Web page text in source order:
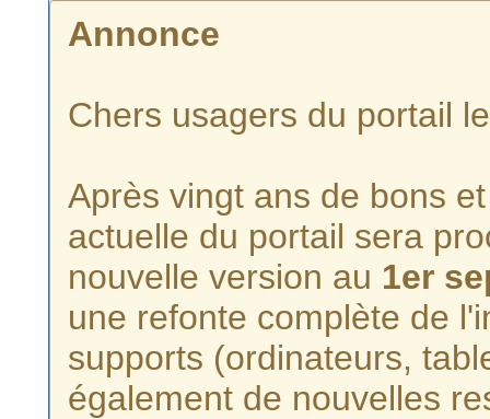
Annonce
Chers usagers du portail
Après vingt ans de bons
actuelle du portail sera
nouvelle version au 1er
une refonte complète de
supports (ordinateurs,
également de nouvelles